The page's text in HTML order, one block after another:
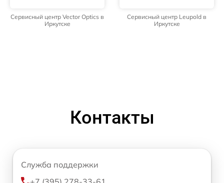
Сервисный центр Vector Optics в
Иркутске
Сервисный центр Leupold в
Иркутске
Контакты
Служба поддержки